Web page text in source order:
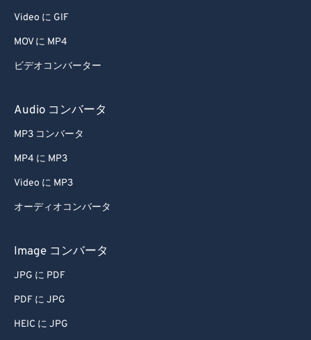
Video に GIF
MOV に MP4
ビデオコンバーター
Audio コンバータ
MP3 コンバータ
MP4 に MP3
Video に MP3
オーディオコンバータ
Image コンバータ
JPG に PDF
PDF に JPG
HEIC に JPG